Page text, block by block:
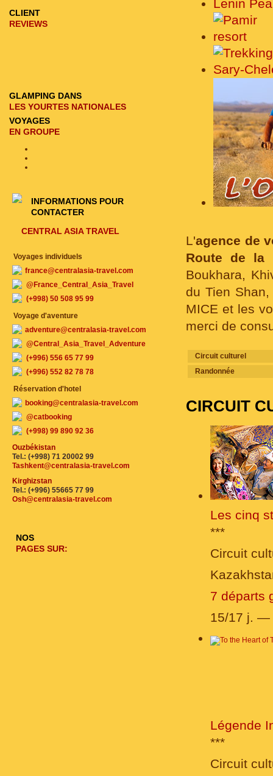
L'agence de
Route de la
Boukhara,
du Tien
MICE et les
merci de
Circuit culturel
Randonnée
CIRCUIT
Les cinq
***
Circuit
7 départs
15/17 j.
Légende
***
Circuit
CLIENT
REVIEWS
GLAMPING DANS
LES YOURTES NATIONALES
VOYAGES
EN GROUPE
INFORMATIONS POUR
CONTACTER
CENTRAL ASIA TRAVEL
Voyages individuels
france@centralasia-travel.com
@France_Central_Asia_Travel
(+998) 50 508 95 99
Voyage d'aventure
adventure@centralasia-travel.com
@Central_Asia_Travel_Adventure
(+996) 556 65 77 99
(+996) 552 82 78 78
Réservation d'hotel
booking@centralasia-travel.com
@catbooking
(+998) 99 890 92 36
Ouzbékistan
Tel.: (+998) 71 20002 99
Tashkent@centralasia-travel.com
Kirghizstan
Tel.: (+996) 55665 77 99
Osh@centralasia-travel.com
NOS
PAGES SUR: